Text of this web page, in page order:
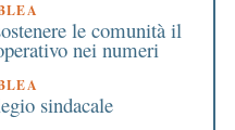
le comunità il
nei numeri
sindacale